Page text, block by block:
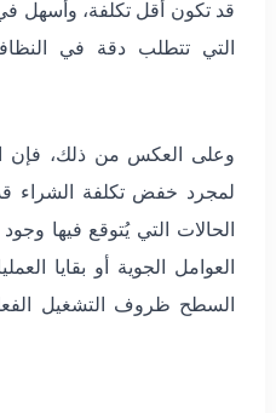
قد تكون أقل تكلفة، وأسهل
التي تتطلب دقة في
وعلى العكس من ذلك، فإن
لمجرد خفض تكلفة الشراء
الحالات التي يُتوقع فيها
العوامل الجوية أو بقايا
السطح ظروف التشغيل